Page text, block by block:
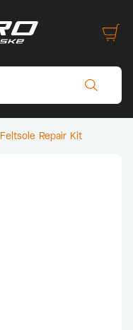
Feltsole Repair Kit